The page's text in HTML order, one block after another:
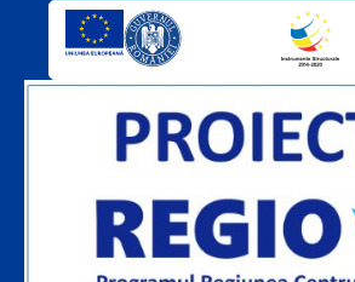
o
o
u
t
u
b
e